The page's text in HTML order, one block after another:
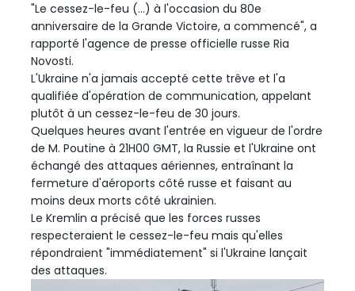
"Le cessez-le-feu (...) à l'occasion du 80e
anniversaire de la Grande Victoire, a commencé", a
rapporté l'agence de presse officielle russe Ria
Novosti.
L'Ukraine n'a jamais accepté cette trêve et l'a
qualifiée d'opération de communication, appelant
plutôt à un cessez-le-feu de 30 jours.
Quelques heures avant l'entrée en vigueur de l'ordre
de M. Poutine à 21H00 GMT, la Russie et l'Ukraine ont
échangé des attaques aériennes, entraînant la
fermeture d'aéroports côté russe et faisant au
moins deux morts côté ukrainien.
Le Kremlin a précisé que les forces russes
respecteraient le cessez-le-feu mais qu'elles
répondraient "immédiatement" si l'Ukraine lançait
des attaques.